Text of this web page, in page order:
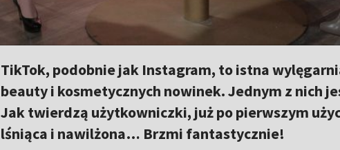
TikTok, podobnie jak Instagram, to istna
beauty i kosmetycznych nowinek. Jednym z nich
Jak twierdzą użytkowniczki, już po pierwszym
lśniąca i nawilżona… Brzmi fantastycznie!